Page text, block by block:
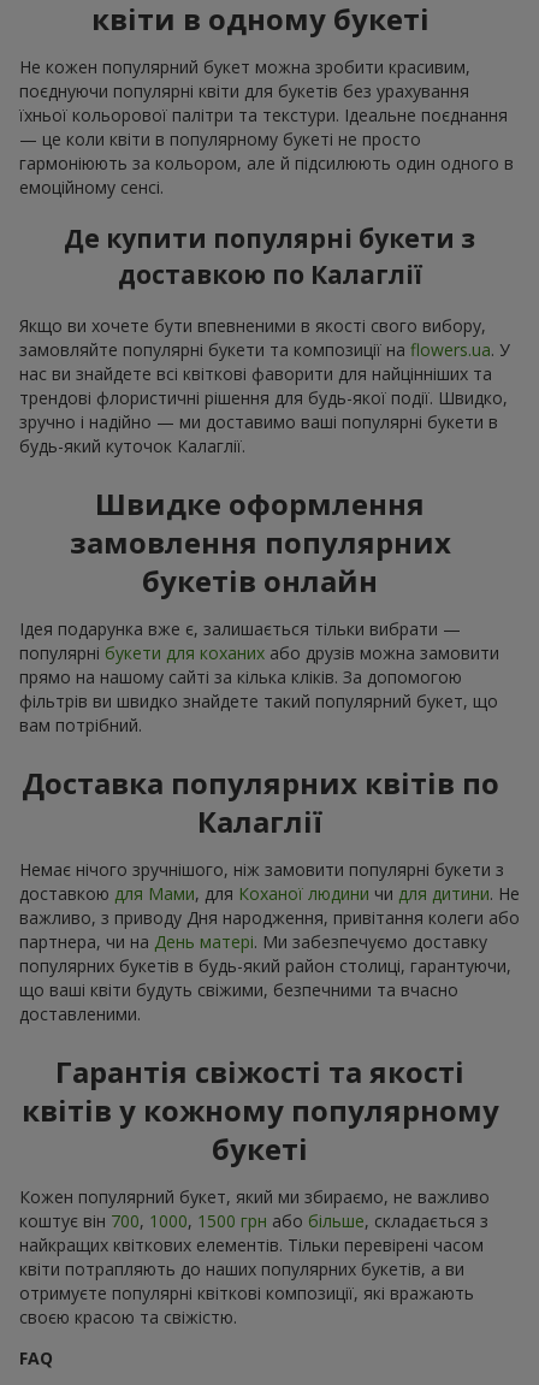
квіти в одному букеті
Не кожен популярний букет можна зробити красивим,
поєднуючи популярні квіти для букетів без урахування
їхньої кольорової палітри та текстури. Ідеальне поєднання
— це коли квіти в популярному букеті не просто
гармоніюють за кольором, але й підсилюють один одного в
емоційному сенсі.
Де купити популярні букети з
доставкою по Калаглії
Якщо ви хочете бути впевненими в якості свого вибору,
замовляйте популярні букети та композиції на flowers.ua. У
нас ви знайдете всі квіткові фаворити для найцінніших та
трендові флористичні рішення для будь-якої події. Швидко,
зручно і надійно — ми доставимо ваші популярні букети в
будь-який куточок Калаглії.
Швидке оформлення
замовлення популярних
букетів онлайн
Ідея подарунка вже є, залишається тільки вибрати —
популярні букети для коханих або друзів можна замовити
прямо на нашому сайті за кілька кліків. За допомогою
фільтрів ви швидко знайдете такий популярний букет, що
вам потрібний.
Доставка популярних квітів по
Калаглії
Немає нічого зручнішого, ніж замовити популярні букети з
доставкою для Мами, для Коханої людини чи для дитини. Не
важливо, з приводу Дня народження, привітання колеги або
партнера, чи на День матері. Ми забезпечуємо доставку
популярних букетів в будь-який район столиці, гарантуючи,
що ваші квіти будуть свіжими, безпечними та вчасно
доставленими.
Гарантія свіжості та якості
квітів у кожному популярному
букеті
Кожен популярний букет, який ми збираємо, не важливо
коштує він 700, 1000, 1500 грн або більше, складається з
найкращих квіткових елементів. Тільки перевірені часом
квіти потрапляють до наших популярних букетів, а ви
отримуєте популярні квіткові композиції, які вражають
своєю красою та свіжістю.
FAQ